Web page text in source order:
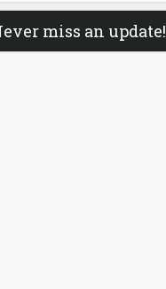
miss an update!